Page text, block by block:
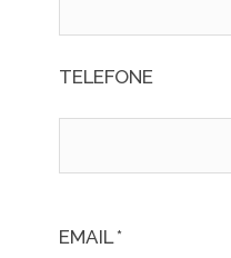
TELEFONE
EMAIL *